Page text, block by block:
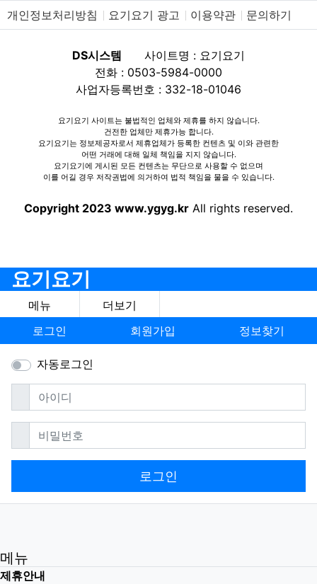
개인정보처리방침 요기요기 광고 이용약관 문의하기
DS시스템
사이트명 : 요기요기
전화 : 0503-5984-0000
사업자등록번호 : 332-18-01046
요기요기 사이트는 불법적인 업체와 제휴를 하지 않습니다.
건전한 업체만 제휴가능 합니다.
요기요기는 정보제공자로서 제휴업체가 등록한 컨텐츠 및 이와 관련한
어떤 거래에 대해 일체 책임을 지지 않습니다.
요기요기에 게시된 모든 컨텐츠는 무단으로 사용할 수 없으며
이를 어길 경우 저작권법에 의거하여 법적 책임을 물을 수 있습니다.
Copyright 2023 www.ygyg.kr All rights reserved.
요기요기
메뉴
더보기
로그인
회원가입 정보찾기
자동로그인
아이디필수
비밀번호필수
로그인
메뉴
제휴안내